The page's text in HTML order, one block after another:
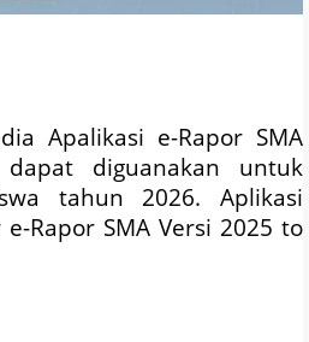
Apalikasi e-Rapor SMA
diguanakan untuk
tahun 2026. Aplikasi
Rapor SMA Versi 2025 to